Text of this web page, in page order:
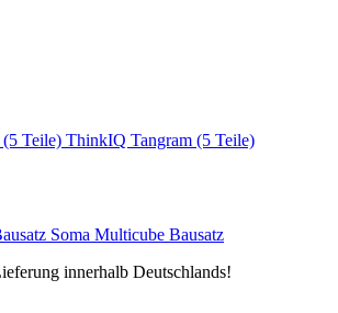
ThinkIQ Tangram (5 Teile)
Soma Multicube Bausatz
innerhalb Deutschlands!